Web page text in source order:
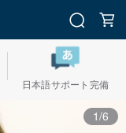
日本語サポート完備
1/6